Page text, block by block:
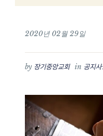
2020년 02월 29일
by 장기중앙교회 in 공지사